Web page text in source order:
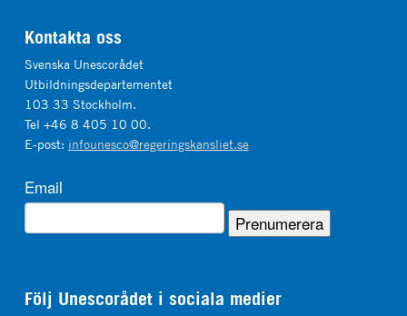
Kontakta oss
Svenska Unescorådet
Utbildningsdepartementet
103 33 Stockholm.
Tel +46 8 405 10 00.
E-post: infounesco@regeringskansliet.se
Email
Följ Unescorådet i sociala medier